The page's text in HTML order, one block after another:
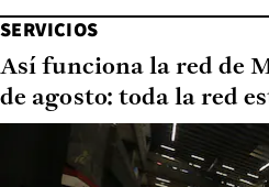
SERVICIOS
Así funciona la red de
de agosto: toda la red